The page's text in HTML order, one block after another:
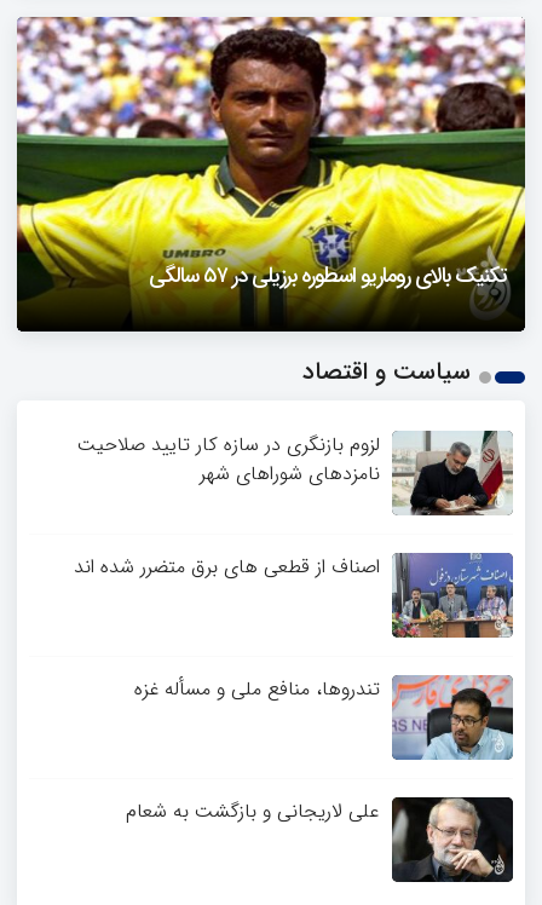
تکنیک بالای روماریو اسطوره برزیلی در ۵۷ سالگی
فیلمی از یک خواننده زن در توئیتر ضرغامی جنجالی شد
حمله تند مصطفی کواکبیان به مجری جنجالی صدا و سیما
دزفول را باید دید
2
سیاست و اقتصاد
لزوم بازنگری در سازه کار تایید صلاحیت
نامزدهای شوراهای شهر
اصناف از قطعی های برق متضرر شده اند
تندروها، منافع ملی و مسأله غزه
علی لاریجانی و بازگشت به شعام